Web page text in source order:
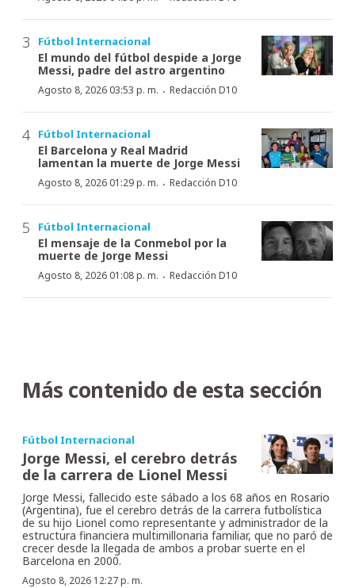
Fútbol Internacional
El mundo del fútbol despide a Jorge
Messi, padre del astro argentino
Agosto 8, 2026 03:53 p. m. · Redacción D10
Fútbol Internacional
El Barcelona y Real Madrid
lamentan la muerte de Jorge Messi
Agosto 8, 2026 01:29 p. m. · Redacción D10
Fútbol Internacional
El mensaje de la Conmebol por la
muerte de Jorge Messi
Agosto 8, 2026 01:08 p. m. · Redacción D10
Más contenido de esta sección
Fútbol Internacional
Jorge Messi, el cerebro detrás
de la carrera de Lionel Messi
Jorge Messi, fallecido este sábado a los 68 años en Rosario
(Argentina), fue el cerebro detrás de la carrera futbolística
de su hijo Lionel como representante y administrador de la
estructura financiera multimillonaria familiar, que no paró de
crecer desde la llegada de ambos a probar suerte en el
Barcelona en 2000.
Agosto 8, 2026 12:27 p. m.